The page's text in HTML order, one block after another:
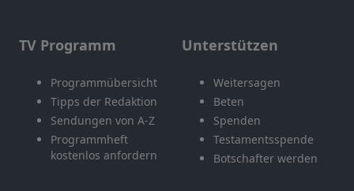
TV Programm
Programmübersicht
Tipps der Redaktion
Sendungen von A-Z
Programmheft
kostenlos anfordern
Unterstützen
Weitersagen
Beten
Spenden
Testamentsspende
Botschafter werden